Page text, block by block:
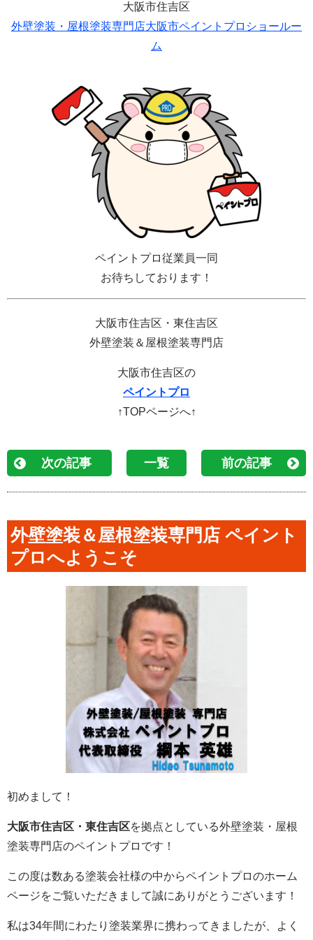
大阪市住吉区
外壁塗装・屋根塗装専門店大阪市ペイントプロショールー
ム
ペイントプロ従業員一同
お待ちしております！
大阪市住吉区・東住吉区
外壁塗装＆屋根塗装専門店
大阪市住吉区の
ペイントプロ
↑TOPページへ↑
次の記事 一覧 前の記事
外壁塗装＆屋根塗装専門店 ペイント
プロへようこそ
初めまして！
大阪市住吉区・東住吉区を拠点としている外壁塗装・屋根
塗装専門店のペイントプロです！
この度は数ある塗装会社様の中からペイントプロのホーム
ページをご覧いただきまして誠にありがとうございます！
私は34年間にわたり塗装業界に携わってきましたが、よく